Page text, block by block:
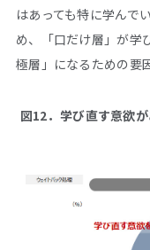
はあっても特に学んで
め、「口だけ層」が学
極層」になるための要
図12．学び直す意欲